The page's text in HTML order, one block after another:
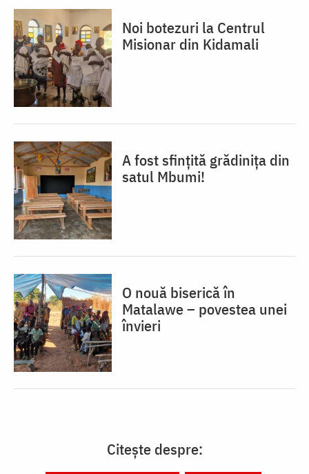
Noi botezuri la Centrul
Misionar din Kidamali
A fost sfințită grădinița din
satul Mbumi!
O nouă biserică în
Matalawe – povestea unei
învieri
Citește despre: